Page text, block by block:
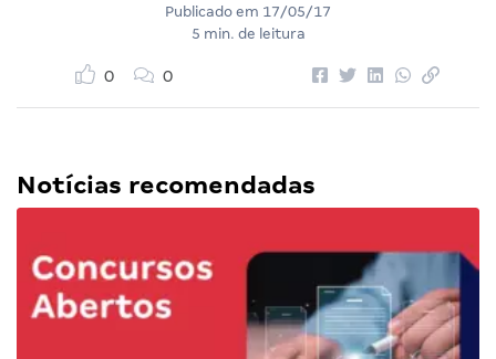
Publicado em 17/05/17
5 min. de leitura
0 0
Notícias recomendadas